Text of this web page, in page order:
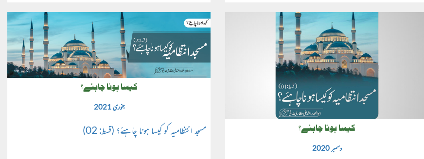
کیسا ہونا چاہئے؟
جنوری 2021
مسجد انتظامیہ کو کیسا ہونا چاہئے؟ (قسط: 02) کیسا ہونا چاہئے؟
دسمبر 2020